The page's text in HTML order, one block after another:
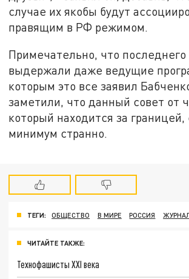
случае их якобы будут
правящим в РФ режимом.
Примечательно, что
выдержали даже ведущие
которым это все заявил
заметили, что данный совет от
который находится за
минимум странно.
ТЕГИ: ОБЩЕСТВО В МИРЕ РОССИЯ
ЧИТАЙТЕ ТАКЖЕ:
Технофашисты XXI века